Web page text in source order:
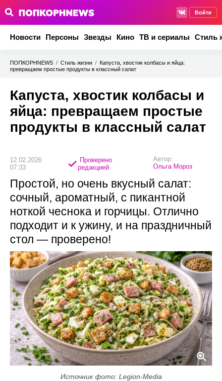
Войти
Новости Персоны Звезды Кино ТВ и сериалы Стиль
ПОПКОРНNEWS / Стиль жизни / Капуста, хвостик колбасы и яйца:
превращаем простые продукты в классный салат
Капуста, хвостик колбасы и
яйца: превращаем простые
продукты в классный салат
12.02.2026
07:33
Проверено
редакцией
Автор:
Ольга Мороз
Простой, но очень вкусный салат:
сочный, ароматный, с пикантной
ноткой чеснока и горчицы. Отлично
подходит и к ужину, и на праздничный
стол — проверено!
Источник фото: Legion-Media